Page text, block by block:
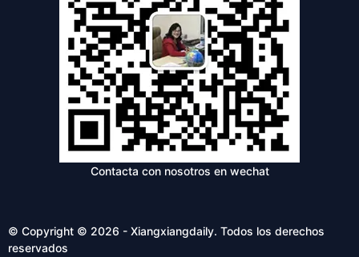
Contacta con nosotros en wechat
© Copyright © 2026 - Xiangxiangdaily. Todos los derechos
reservados